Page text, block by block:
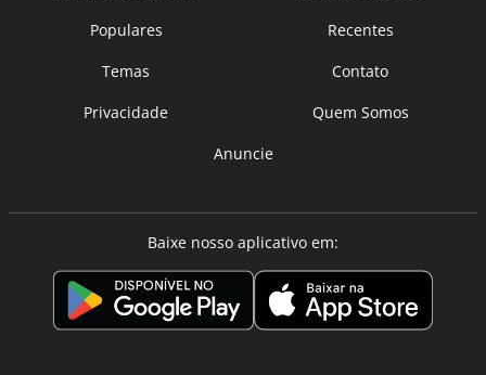
Populares
Recentes
Temas
Contato
Privacidade
Quem Somos
Anuncie
Baixe nosso aplicativo em: